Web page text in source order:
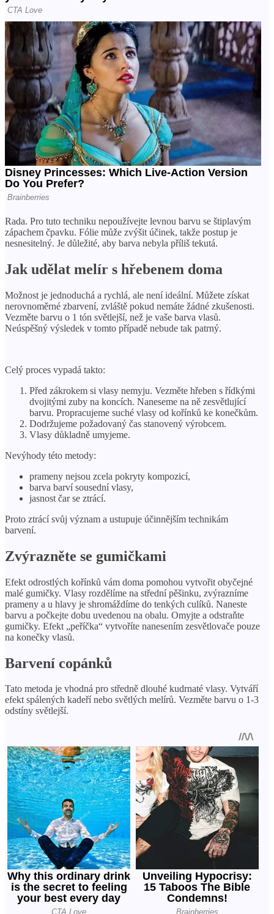
Rada. Pro tuto techniku ​​nepoužívejte levnou barvu se štiplavým
zápachem čpavku. Fólie může zvýšit účinek, takže postup je
nesnesitelný. Je důležité, aby barva nebyla příliš tekutá.
Jak udělat melír s hřebenem doma
Možnost je jednoduchá a rychlá, ale není ideální. Můžete získat
nerovnoměrné zbarvení, zvláště pokud nemáte žádné zkušenosti.
Vezměte barvu o 1 tón světlejší, než je vaše barva vlasů.
Neúspěšný výsledek v tomto případě nebude tak patrný.
Celý proces vypadá takto:
Před zákrokem si vlasy nemyju. Vezměte hřeben s řídkými
dvojitými zuby na koncích. Naneseme na ně zesvětlující
barvu. Propracujeme suché vlasy od kořínků ke konečkům.
Dodržujeme požadovaný čas stanovený výrobcem.
Vlasy důkladně umyjeme.
Nevýhody této metody:
prameny nejsou zcela pokryty kompozicí,
barva barví sousední vlasy,
jasnost čar se ztrácí.
Proto ztrácí svůj význam a ustupuje účinnějším technikám
barvení.
Zvýrazněte se gumičkami
Efekt odrostlých kořínků vám doma pomohou vytvořit obyčejné
malé gumičky. Vlasy rozdělíme na střední pěšinku, zvýrazníme
prameny a u hlavy je shromáždíme do tenkých culíků. Naneste
barvu a počkejte dobu uvedenou na obalu. Omyjte a odstraňte
gumičky. Efekt „peříčka“ vytvoříte nanesením zesvětlovače pouze
na konečky vlasů.
Barvení copánků
Tato metoda je vhodná pro středně dlouhé kudrnaté vlasy. Vytváří
efekt spálených kadeří nebo světlých melírů. Vezměte barvu o 1-3
odstíny světlejší.